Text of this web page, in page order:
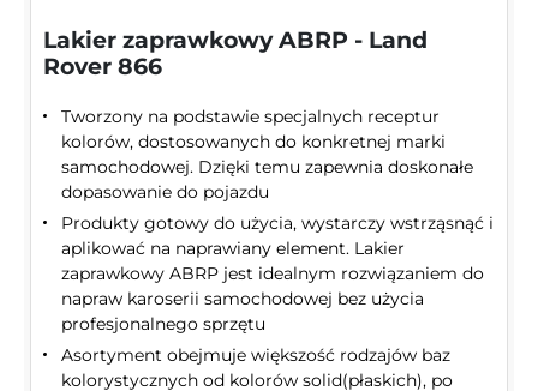
Lakier zaprawkowy ABRP - Land
Rover 866
Tworzony na podstawie specjalnych receptur
kolorów, dostosowanych do konkretnej marki
samochodowej. Dzięki temu zapewnia doskonałe
dopasowanie do pojazdu
Produkty gotowy do użycia, wystarczy wstrząsnąć i
aplikować na naprawiany element. Lakier
zaprawkowy ABRP jest idealnym rozwiązaniem do
napraw karoserii samochodowej bez użycia
profesjonalnego sprzętu
Asortyment obejmuje większość rodzajów baz
kolorystycznych od kolorów solid(płaskich), po